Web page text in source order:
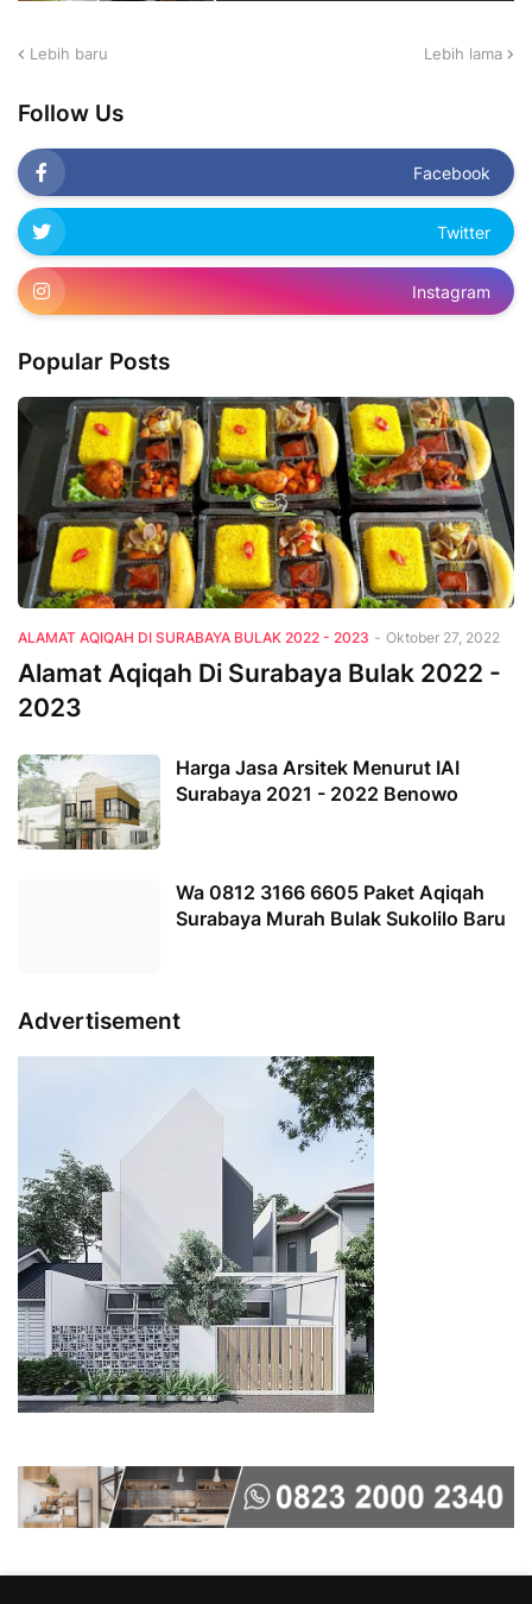
Lebih baru Lebih lama
Follow Us
Facebook
Twitter
Instagram
Popular Posts
ALAMAT AQIQAH DI SURABAYA BULAK 2022 - 2023 - Oktober 27, 2022
Alamat Aqiqah Di Surabaya Bulak 2022 -
2023
Harga Jasa Arsitek Menurut IAI
Surabaya 2021 - 2022 Benowo
Wa 0812 3166 6605 Paket Aqiqah
Surabaya Murah Bulak Sukolilo Baru
Advertisement